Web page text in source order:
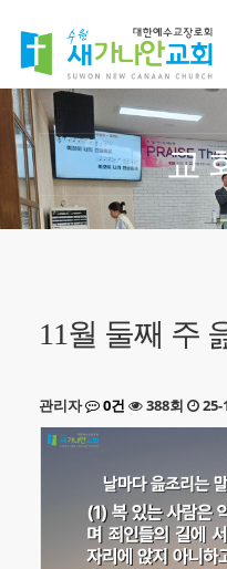
교회소개
인사말
예배안내
추천영상
예배와말씀
날마다묵상하는말씀
교
11월 둘째 주
관리자 0건 388회 25-